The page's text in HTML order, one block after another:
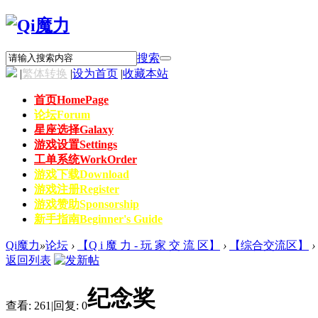
搜索
|繁体转换 |设为首页 |收藏本站
首页HomePage
论坛Forum
星座选择Galaxy
游戏设置Settings
工单系统WorkOrder
游戏下载Download
游戏注册Register
游戏赞助Sponsorship
新手指南Beginner's Guide
Qi魔力»论坛 › 【Q i 魔 力 - 玩 家 交 流 区】 › 【综合交流区】
›
返回列表
查看: 261 |回复: 0纪念奖